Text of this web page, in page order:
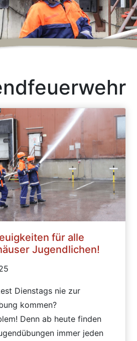
für alle
Jugendlichen!
Dienstags nie zur
kommen?
Denn ab heute finden
immer jeden